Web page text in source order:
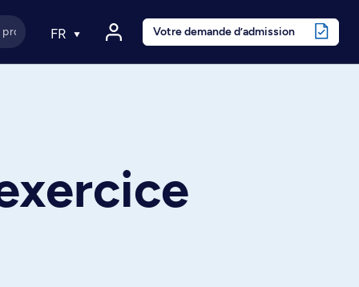
FR Votre demande d’admission